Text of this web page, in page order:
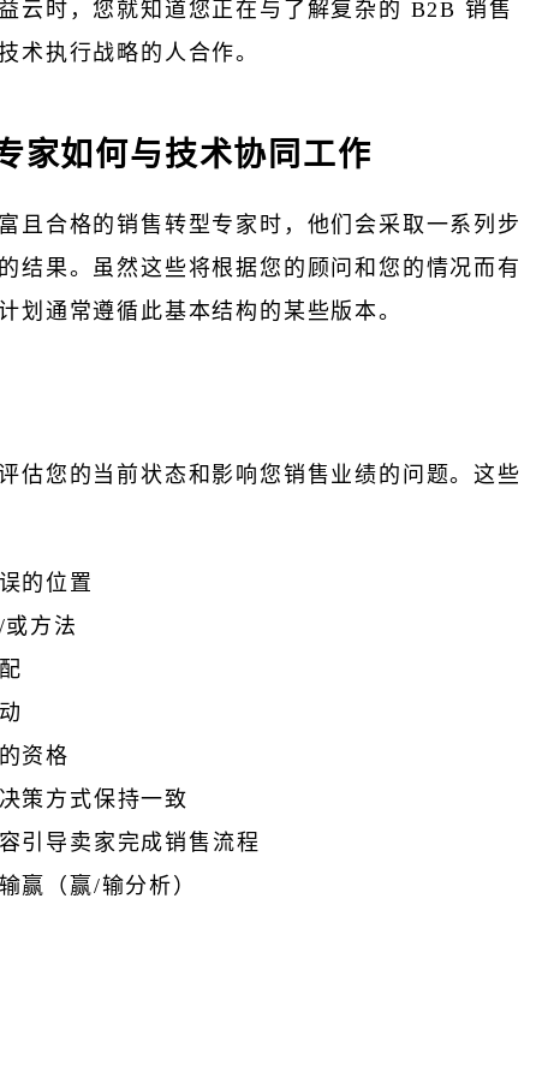
云时，您就知道您正在与了解复杂的 B2B 销售
术执行战略的人合作。
家如何与技术协同工作
且合格的销售转型专家时，他们会采取一系列步
结果。虽然这些将根据您的顾问和您的情况而有
划通常遵循此基本结构的某些版本。
估您的当前状态和影响您销售业绩的问题。这些
的位置
方法
资格
策方式保持一致
引导卖家完成销售流程
赢（赢/输分析）